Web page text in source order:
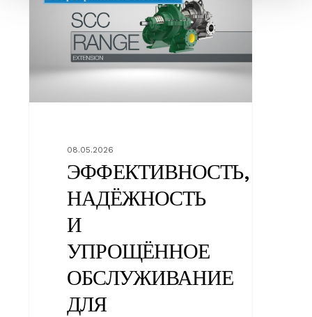
УПРОЩЁННОЕ
ОБСЛУЖИВАНИЕ
СТАБИЛЬНО
ПРОИЗВОДИТЕЛЬНОСТИ
08.05.2026
ЭФФЕКТИВНОСТЬ,
НАДЁЖНОСТЬ
И
УПРОЩЁННОЕ
ОБСЛУЖИВАНИЕ
ДЛЯ